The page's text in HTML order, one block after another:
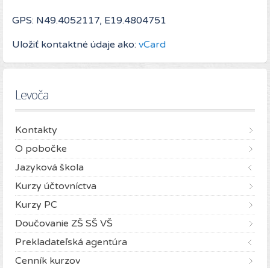
GPS: N49.4052117, E19.4804751
Uložiť kontaktné údaje ako: vCard
Levoča
Kontakty
O pobočke
Jazyková škola
Kurzy účtovníctva
Kurzy PC
Doučovanie ZŠ SŠ VŠ
Prekladateľská agentúra
Cenník kurzov